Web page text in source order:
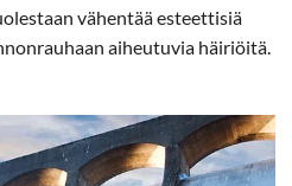
vähentää esteettisiä
aiheutuvia häiriöitä.